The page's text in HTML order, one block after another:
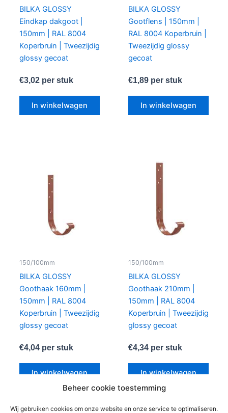
Beheer cookie toestemming
Wij gebruiken cookies om onze website en onze service te optimaliseren.
BILKA GLOSSY
Eindkap dakgoot |
150mm | RAL 8004
Koperbruin | Tweezijdig
glossy gecoat
€3,02per stuk
In winkelwagen
BILKA GLOSSY
Gootflens | 150mm |
RAL 8004 Koperbruin |
Tweezijdig glossy
gecoat
€1,89per stuk
In winkelwagen
150/100mm
BILKA GLOSSY
Goothaak 160mm |
150mm | RAL 8004
Koperbruin | Tweezijdig
glossy gecoat
€4,04per stuk
In winkelwagen
150/100mm
BILKA GLOSSY
Goothaak 210mm |
150mm | RAL 8004
Koperbruin | Tweezijdig
glossy gecoat
€4,34per stuk
In winkelwagen